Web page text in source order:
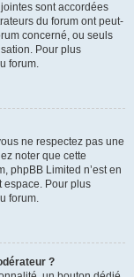
sont accordées
du forum ont peut-
concerné, ou seuls
Pour plus
forum.
ne respectez pas une
noter que cette
phpBB Limited n’est en
espace. Pour plus
forum.
?